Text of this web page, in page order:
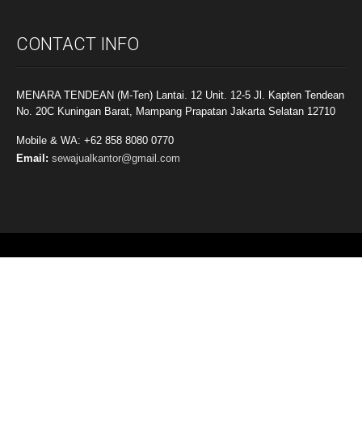
CONTACT INFO
MENARA TENDEAN (M-Ten) Lantai. 12 Unit. 12-5 Jl. Kapten Tendean
No. 20C Kuningan Barat, Mampang Prapatan Jakarta Selatan 12710
Mobile & WA: +62 858 8080 0770
Email: sewajualkantor@gmail.com